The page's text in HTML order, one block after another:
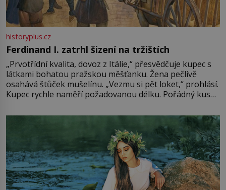
historyplus.cz
Ferdinand I. zatrhl šizení na tržištích
„Prvotřídní kvalita, dovoz z Itálie,“ přesvědčuje kupec s
látkami bohatou pražskou měšťanku. Žena pečlivě
osahává štůček mušelínu. „Vezmu si pět loket,“ prohlásí.
Kupec rychle naměří požadovanou délku. Pořádný kus
milostpaní. Stačí jenom na sukni,“ zhodnotí švadlena
množství růžového mušelínu. „Ošidili vás, podívejte.“